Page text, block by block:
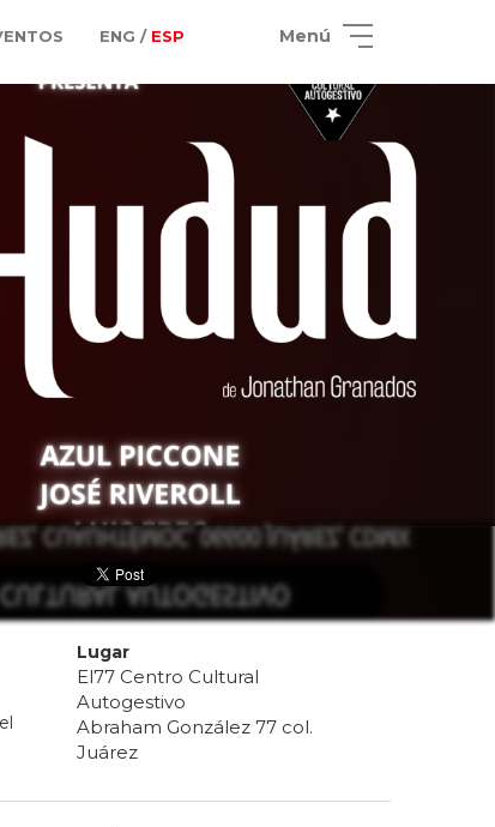
ENG / ESP Menú
Lugar
El77 Centro Cultural
Autogestivo
Abraham González 77 col.
Juárez